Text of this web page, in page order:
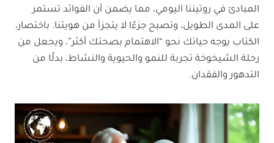
المبادئ في روتيننا اليومي، مما يضمن أن الفوائد تستمر
على المدى الطويل، وتصبح جزءًا لا يتجزأ من هويتنا. باختصار،
الكتاب يوجه حياتك نحو “الاهتمام بصحتك أكثر”، ويجعل من
رحلة الشيخوخة تجربة للنمو والحيوية والنشاط، بدلًا من
التدهور والفقدان.